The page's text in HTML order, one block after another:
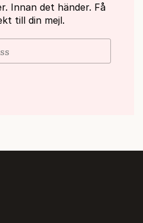
Innan det händer. Få
till din mejl.